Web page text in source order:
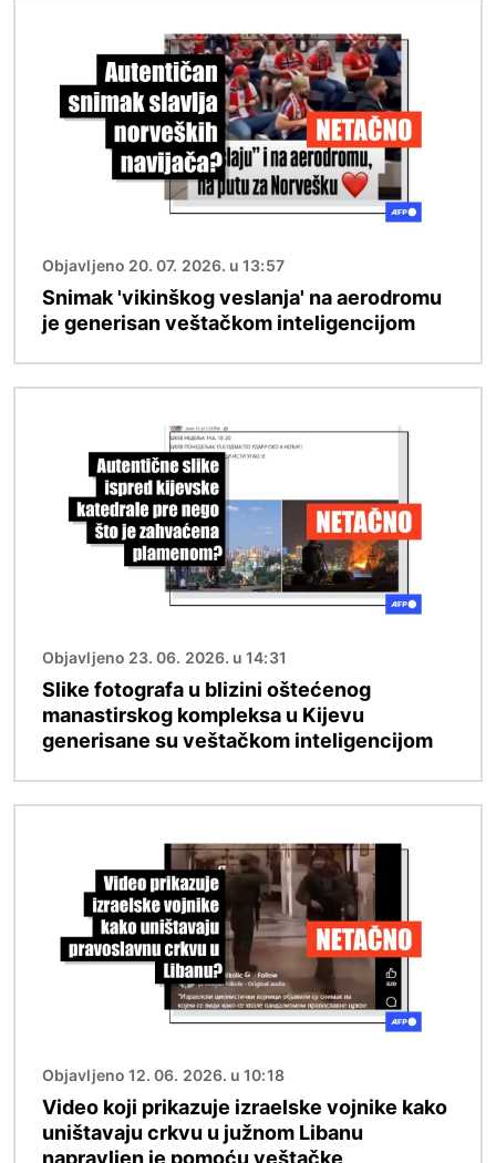
Objavljeno 20. 07. 2026. u 13:57
Snimak 'vikinškog veslanja' na aerodromu
je generisan veštačkom inteligencijom
Objavljeno 23. 06. 2026. u 14:31
Slike fotografa u blizini oštećenog
manastirskog kompleksa u Kijevu
generisane su veštačkom inteligencijom
Objavljeno 12. 06. 2026. u 10:18
Video koji prikazuje izraelske vojnike kako
uništavaju crkvu u južnom Libanu
napravljen je pomoću veštačke